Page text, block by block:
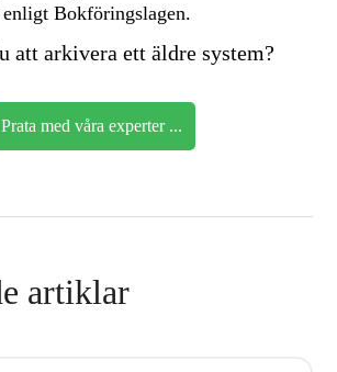
Bokföringslagen.
att arkivera ett äldre system?
Prata med våra experter ...
artiklar